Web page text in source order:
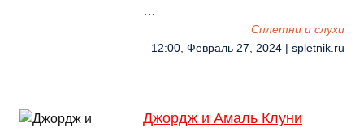
…
Сплетни и слухи
12:00, Февраль 27, 2024 | spletnik.ru
Джордж и Амаль Клуни